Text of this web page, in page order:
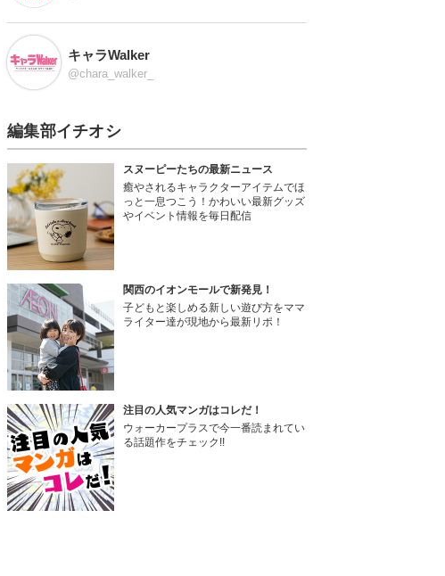
キャラWalker
@chara_walker_
編集部イチオシ
スヌーピーたちの最新ニュース
癒やされるキャラクターアイテムでほ
っと一息つこう！かわいい最新グッズ
やイベント情報を毎日配信
関西のイオンモールで新発見！
子どもと楽しめる新しい遊び方をママ
ライター達が現地から最新リポ！
注目の人気マンガはコレだ！
ウォーカープラスで今一番読まれてい
る話題作をチェック!!